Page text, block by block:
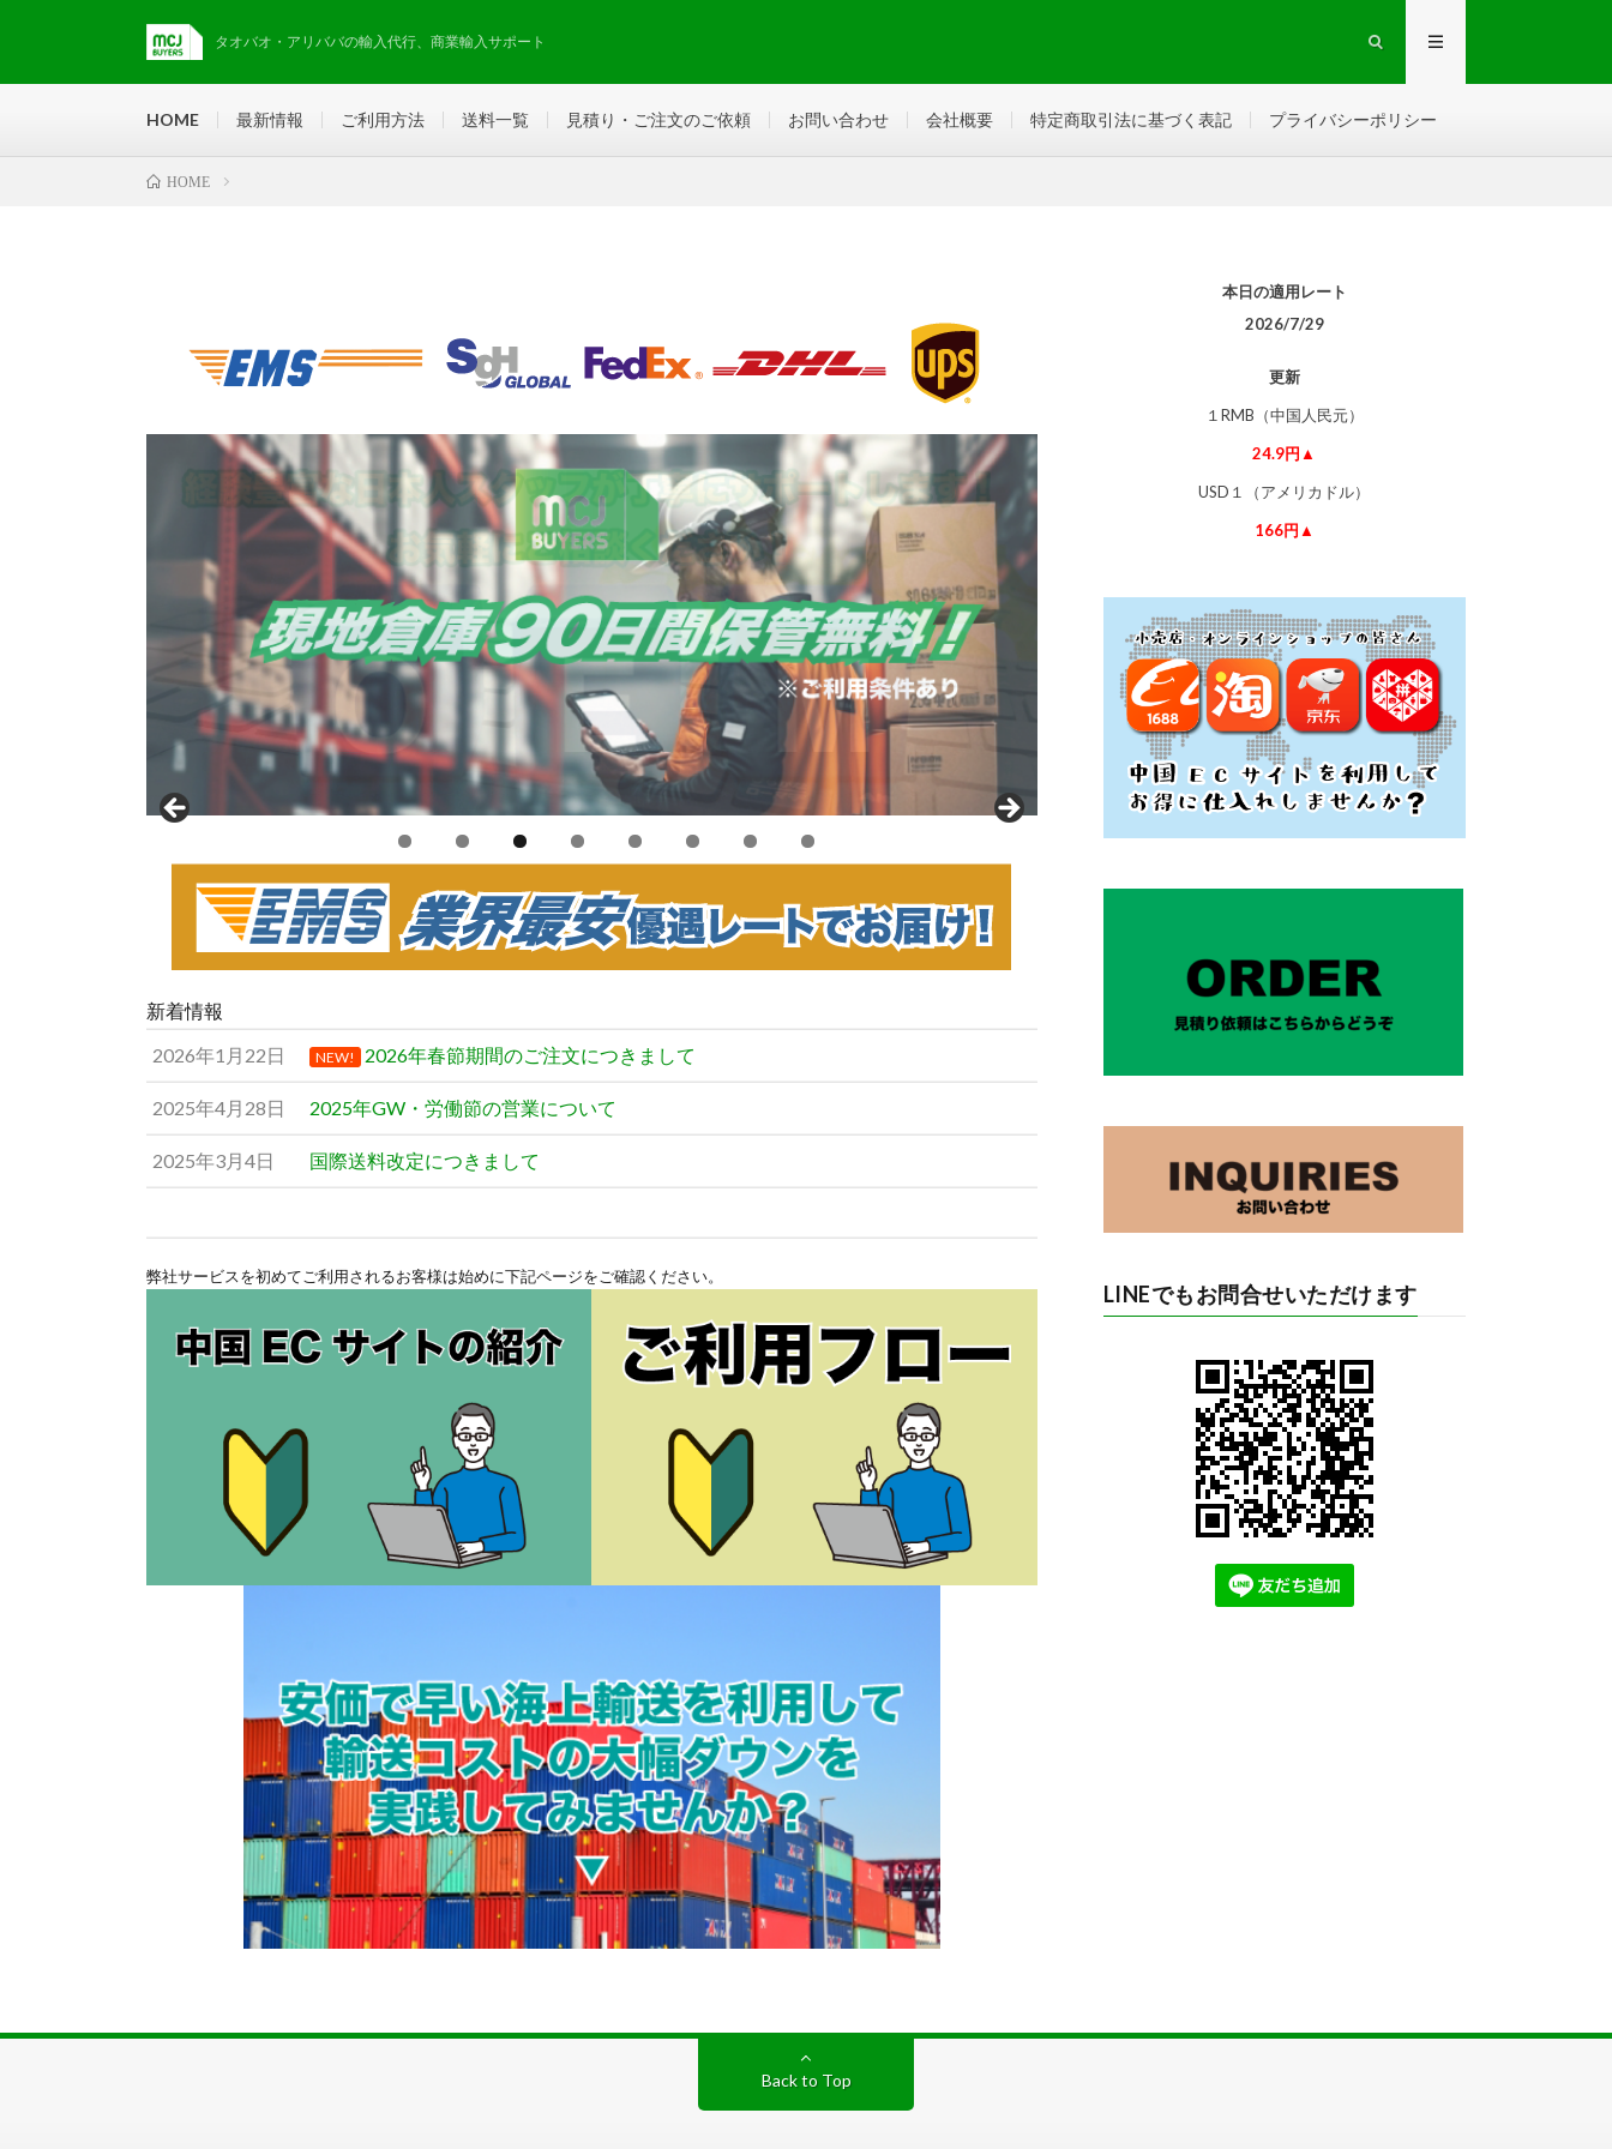
タオバオ・アリババの輸入代行、商業輸入サポート
HOME 最新情報 ご利用方法 送料一覧 見積り・ご注文のご依頼 お問い合わせ 会社概要 特定商取引法に基づく表記 プライバシーポリシー
HOME
新着情報
2026年1月22日
NEW! 2026年春節期間のご注文につきまして
2025年4月28日 2025年GW・労働節の営業について
2025年3月4日 国際送料改定につきまして
弊社サービスを初めてご利用されるお客様は始めに下記ページをご確認ください。
本日の適用レート
2026/7/29
更新
１RMB（中国人民元）
24.9円▲
USD１（アメリカドル）
166円▲
LINEでもお問合せいただけます
Back to Top